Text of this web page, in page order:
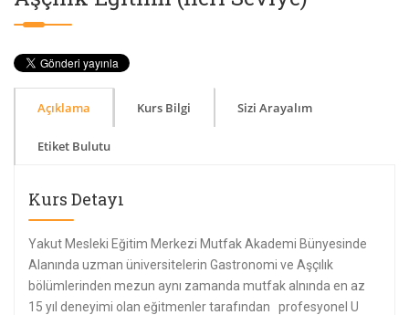
Açıklama Kurs Bilgi Sizi Arayalım
Etiket Bulutu
Kurs Detayı
Yakut Mesleki Eğitim Merkezi Mutfak Akademi Bünyesinde
Alanında uzman üniversitelerin Gastronomi ve Aşçılık
bölümlerinden mezun aynı zamanda mutfak alnında en az
15 yıl deneyimi olan eğitmenler tarafından profesyonel U